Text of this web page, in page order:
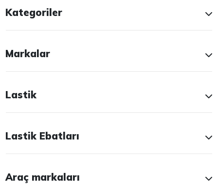
Kategoriler
Markalar
Lastik
Lastik Ebatları
Araç markaları